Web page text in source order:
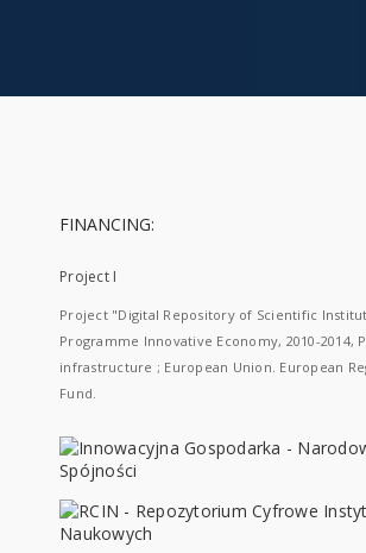
FINANCING:
Project I
Project "Digital Repository of Scientific
Programme Innovative Economy, 2010-2014,
infrastructure ; European Union. European
Fund.